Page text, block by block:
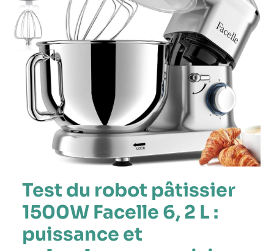
Test du robot pâtissier
1500W Facelle 6, 2 L :
puissance et